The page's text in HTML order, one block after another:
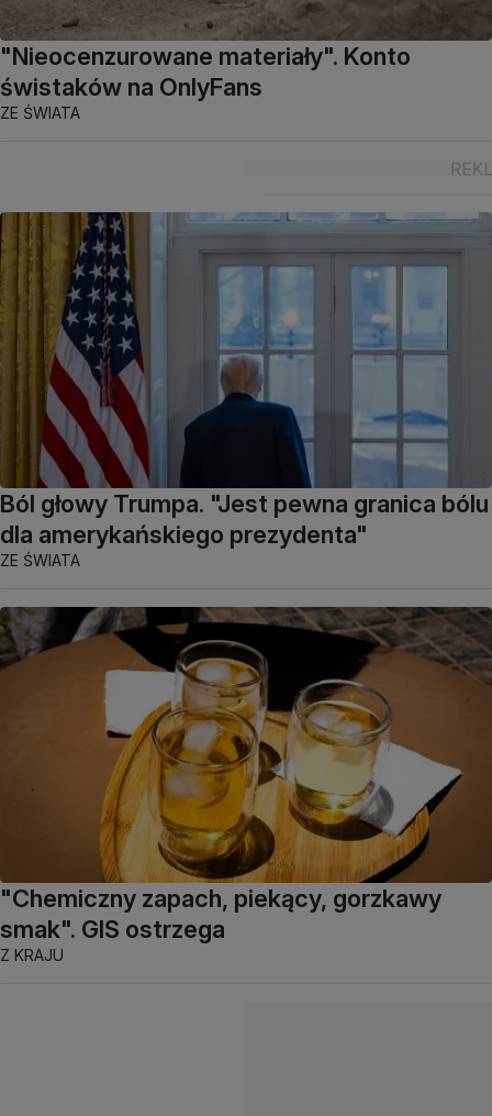
"Nieocenzurowane materiały". Konto
świstaków na OnlyFans
ZE ŚWIATA
Ból głowy Trumpa. "Jest pewna granica bólu
dla amerykańskiego prezydenta"
ZE ŚWIATA
"Chemiczny zapach, piekący, gorzkawy
smak". GIS ostrzega
Z KRAJU